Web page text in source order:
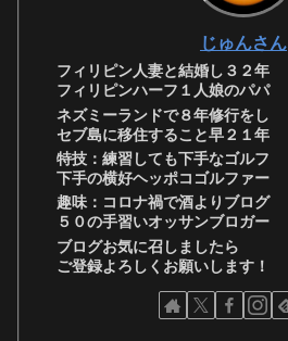
じゅんさん
フィリピン人妻と結婚し３２年
フィリピンハーフ１人娘のパパ
ネズミーランドで８年修行をし
セブ島に移住すること早２１年
特技：練習しても下手なゴルフ
下手の横好ヘッポコゴルファー
趣味：コロナ禍で酒よりブログ
５０の手習いオッサンブロガー
ブログお気に召しましたら
ご登録よろしくお願いします！